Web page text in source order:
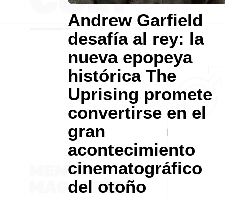
Andrew Garfield
desafía al rey: la
nueva epopeya
histórica The
Uprising promete
convertirse en el
gran
acontecimiento
cinematográfico
del otoño